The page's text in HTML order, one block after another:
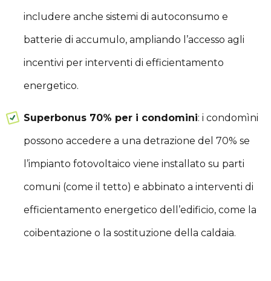
includere anche sistemi di autoconsumo e
batterie di accumulo, ampliando l’accesso agli
incentivi per interventi di efficientamento
energetico.
Superbonus 70% per i condomini: i condomìni
possono accedere a una detrazione del 70% se
l’impianto fotovoltaico viene installato su parti
comuni (come il tetto) e abbinato a interventi di
efficientamento energetico dell’edificio, come la
coibentazione o la sostituzione della caldaia.